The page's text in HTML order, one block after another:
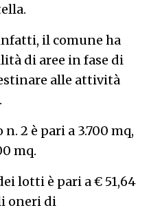
il comune ha
di aree in fase di
alle attività
2 è pari a 3.700 mq,
mq.
lotti è pari a € 51,64
oneri di